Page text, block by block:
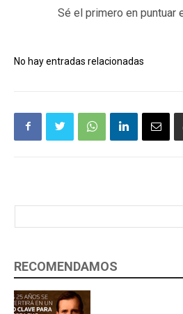
Sé el primero en puntuar
No hay entradas relacionadas
RECOMENDAMOS